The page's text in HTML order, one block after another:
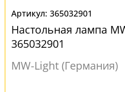
365032901
Настольная лампа
365032901
MW-Light (Германия)